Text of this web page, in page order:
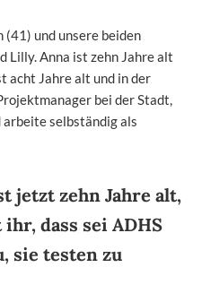
(41) und unsere beiden
Lilly. Anna ist zehn Jahre alt
acht Jahre alt und in der
bei der Stadt,
selbständig als
jetzt zehn Jahre alt,
dass sei ADHS
sie testen zu